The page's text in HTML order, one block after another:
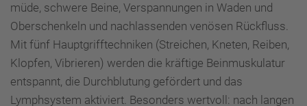
müde, schwere Beine, Verspannungen in Waden und
Oberschenkeln und nachlassenden venösen Rückfluss.
Mit fünf Hauptgrifftechniken (Streichen, Kneten, Reiben,
Klopfen, Vibrieren) werden die kräftige Beinmuskulatur
entspannt, die Durchblutung gefördert und das
Lymphsystem aktiviert. Besonders wertvoll: nach langen